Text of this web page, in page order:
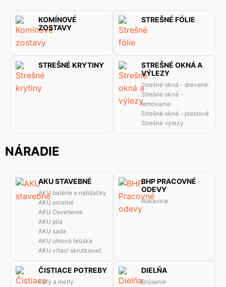
KOMÍNOVÉ
ZOSTAVY
STREŠNÉ FÓLIE
STREŠNÉ KRYTINY
STREŠNÉ OKNÁ A
VÝLEZY
Strešné okná - drevené
Strešné okná -
lemovanie
Strešné okná - plastové
Strešné výlezy
NÁRADIE
AKU STAVEBNÉ
AKU batérie a nabíjačky
AKU ostatné
AKU Osvetlenie
AKU píla
AKU sada
AKU uhlová brúska
AKU vŕtací skrutkovač
BHP PRACOVNÉ
ODEVY
Rukavice
ČISTIACE POTREBY
Kefy a metly
DIELŇA
Brúsenie